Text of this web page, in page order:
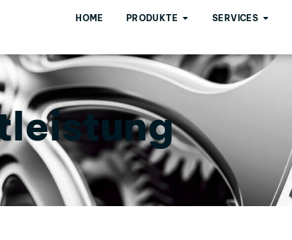
HOME PRODUKTE SERVICES